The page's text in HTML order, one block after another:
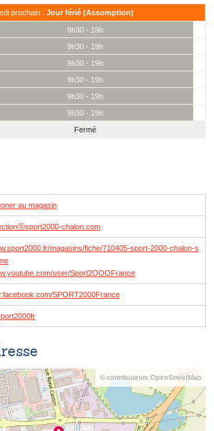
prochain : Jour férié (Assomption)
9h30 - 19h
9h30 - 19h
9h30 - 19h
9h30 - 19h
9h30 - 19h
9h30 - 19h
Fermé
au magasin
chalon.com
magasins/fiche/710405-sport-2000-chalon-s
user/Sport2OOOFrance
SPORT2000France
© contributeurs OpenStreetMap